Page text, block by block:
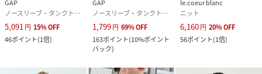
GAP
ノースリーブ・タンクトップ
5,091円 15%OFF
46ポイント(1倍)
GAP
ノースリーブ・タンクトップ
1,799円 69%OFF
163ポイント(10%ポイント
バック)
le.coeur blanc
ニット
6,160円 20%OFF
56ポイント(1倍)